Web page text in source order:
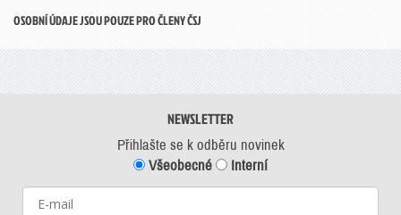
OSOBNÍ ÚDAJE JSOU POUZE PRO ČLENY ČSJ
NEWSLETTER
Přihlašte se k odběru novinek
Všeobecné
Interní